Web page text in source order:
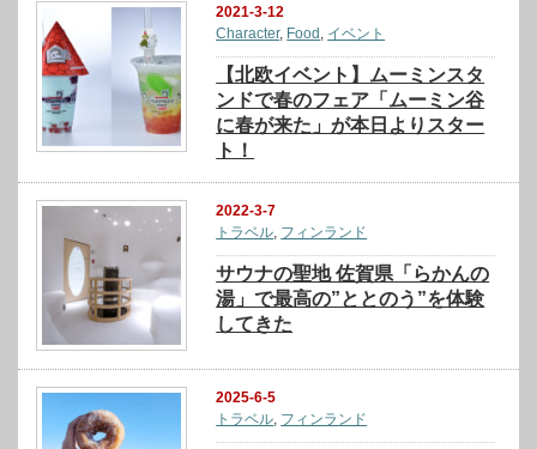
2021-3-12
Character, Food , イベント
【北欧イベント】ムーミンスタ
ンドで春のフェア「ムーミン谷
に春が来た」が本日よりスター
ト！
2022-3-7
トラベル, フィンランド
サウナの聖地 佐賀県「らかんの
湯」で最高の”ととのう”を体験
してきた
2025-6-5
トラベル, フィンランド